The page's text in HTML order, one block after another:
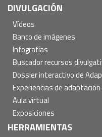
DIVULGACIÓN
Vídeos
Banco de imágenes
Infografías
Buscador recursos
Dossier interactivo de
Experiencias de
Aula virtual
Exposiciones
HERRAMIENTAS